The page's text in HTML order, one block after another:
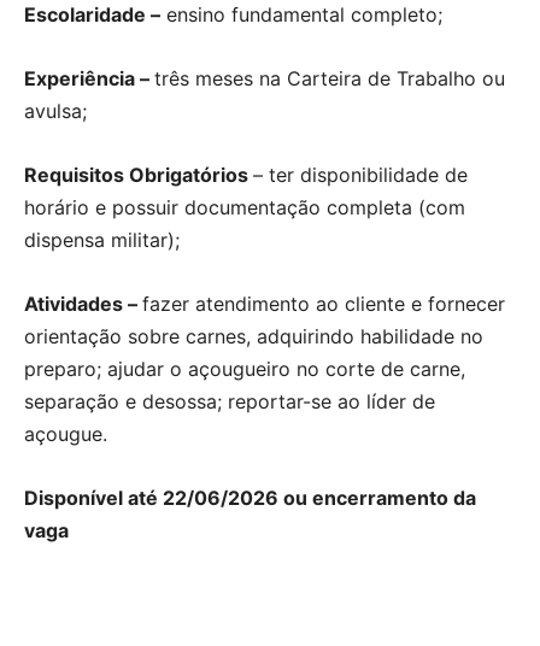
Escolaridade – ensino fundamental completo;
Experiência – três meses na Carteira de Trabalho ou
avulsa;
Requisitos Obrigatórios – ter disponibilidade de
horário e possuir documentação completa (com
dispensa militar);
Atividades – fazer atendimento ao cliente e fornecer
orientação sobre carnes, adquirindo habilidade no
preparo; ajudar o açougueiro no corte de carne,
separação e desossa; reportar-se ao líder de
açougue.
Disponível até 22/06/2026 ou encerramento da
vaga